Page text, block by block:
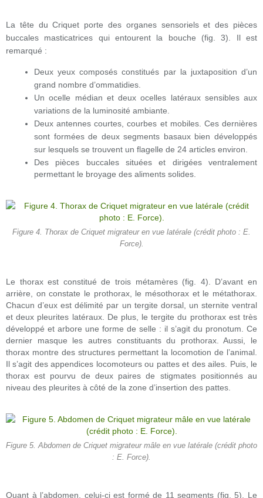
La tête du Criquet porte des organes sensoriels et des pièces
buccales masticatrices qui entourent la bouche (fig. 3). Il est
remarqué :
Deux yeux composés constitués par la juxtaposition d’un
grand nombre d’ommatidies.
Un ocelle médian et deux ocelles latéraux sensibles aux
variations de la luminosité ambiante.
Deux antennes courtes, courbes et mobiles. Ces dernières
sont formées de deux segments basaux bien développés
sur lesquels se trouvent un flagelle de 24 articles environ.
Des pièces buccales situées et dirigées ventralement
permettant le broyage des aliments solides.
Figure 4. Thorax de Criquet migrateur en vue latérale (crédit photo : E.
Force).
Le thorax est constitué de trois métamères (fig. 4). D’avant en
arrière, on constate le prothorax, le mésothorax et le métathorax.
Chacun d’eux est délimité par un tergite dorsal, un sternite ventral
et deux pleurites latéraux. De plus, le tergite du prothorax est très
développé et arbore une forme de selle : il s’agit du pronotum. Ce
dernier masque les autres constituants du prothorax. Aussi, le
thorax montre des structures permettant la locomotion de l’animal.
Il s’agit des appendices locomoteurs ou pattes et des ailes. Puis, le
thorax est pourvu de deux paires de stigmates positionnés au
niveau des pleurites à côté de la zone d’insertion des pattes.
Figure 5. Abdomen de Criquet migrateur mâle en vue latérale (crédit photo
: E. Force).
Quant à l’abdomen, celui-ci est formé de 11 segments (fig. 5). Le